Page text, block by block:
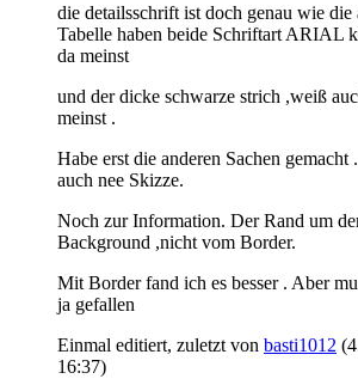
die detailsschrift ist doch genau wie die
Tabelle haben beide Schriftart ARIAL
da meinst
und der dicke schwarze strich ,weiß
meinst .
Habe erst die anderen Sachen gemacht
auch nee Skizze.
Noch zur Information. Der Rand um
Background ,nicht vom Border.
Mit Border fand ich es besser . Aber
ja gefallen
Einmal editiert, zuletzt von basti1012 (
16:37)